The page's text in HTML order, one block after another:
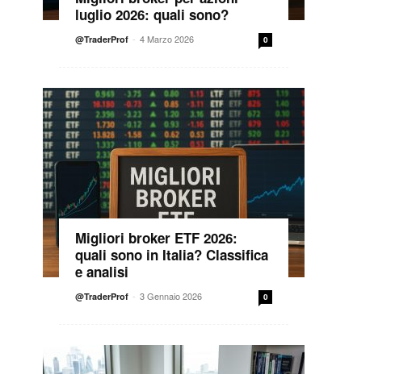
luglio 2026: quali sono?
@TraderProf - 4 Marzo 2026 0
Migliori broker ETF 2026:
quali sono in Italia? Classifica
e analisi
@TraderProf - 3 Gennaio 2026 0